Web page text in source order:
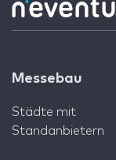
Messebau
Städte mit
Standanbietern